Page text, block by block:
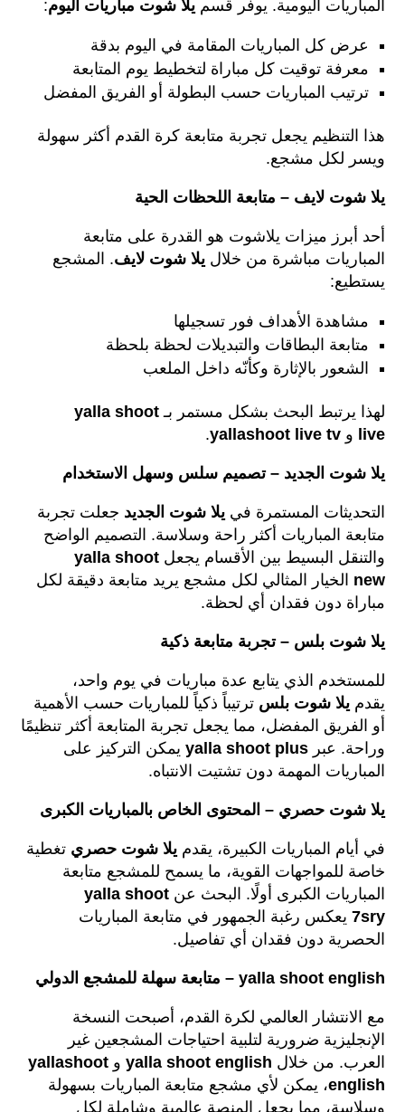
المباريات اليومية. يوفر قسم يلا شوت مباريات اليوم:
عرض كل المباريات المقامة في اليوم بدقة
معرفة توقيت كل مباراة لتخطيط يوم المتابعة
ترتيب المباريات حسب البطولة أو الفريق المفضل
هذا التنظيم يجعل تجربة متابعة كرة القدم أكثر سهولة
ويسر لكل مشجع.
يلا شوت لايف – متابعة اللحظات الحية
أحد أبرز ميزات يلاشوت هو القدرة على متابعة
المباريات مباشرة من خلال يلا شوت لايف. المشجع
يستطيع:
مشاهدة الأهداف فور تسجيلها
متابعة البطاقات والتبديلات لحظة بلحظة
الشعور بالإثارة وكأنّه داخل الملعب
لهذا يرتبط البحث بشكل مستمر بـ yalla shoot
live و yallashoot live tv
.
يلا شوت الجديد – تصميم سلس وسهل الاستخدام
التحديثات المستمرة في يلا شوت الجديد جعلت تجربة
متابعة المباريات أكثر راحة وسلاسة. التصميم الواضح
والتنقل البسيط بين الأقسام يجعل yalla shoot
new الخيار المثالي لكل مشجع يريد متابعة دقيقة لكل
مباراة دون فقدان أي لحظة.
يلا شوت بلس – تجربة متابعة ذكية
للمستخدم الذي يتابع عدة مباريات في يوم واحد،
يقدم يلا شوت بلس ترتيباً ذكياً للمباريات حسب الأهمية
أو الفريق المفضل، مما يجعل تجربة المتابعة أكثر تنظيمًا
وراحة. عبر yalla shoot plus يمكن التركيز على
المباريات المهمة دون تشتيت الانتباه.
يلا شوت حصري – المحتوى الخاص بالمباريات الكبرى
في أيام المباريات الكبيرة، يقدم يلا شوت حصري تغطية
خاصة للمواجهات القوية، ما يسمح للمشجع متابعة
المباريات الكبرى أولًا. البحث عن yalla shoot
7sry يعكس رغبة الجمهور في متابعة المباريات
الحصرية دون فقدان أي تفاصيل.
yalla shoot english – متابعة سهلة للمشجع الدولي
مع الانتشار العالمي لكرة القدم، أصبحت النسخة
الإنجليزية ضرورية لتلبية احتياجات المشجعين غير
العرب. من خلال yalla shoot english و yallashoot
english، يمكن لأي مشجع متابعة المباريات بسهولة
وسلاسة، مما يجعل المنصة عالمية وشاملة لكل